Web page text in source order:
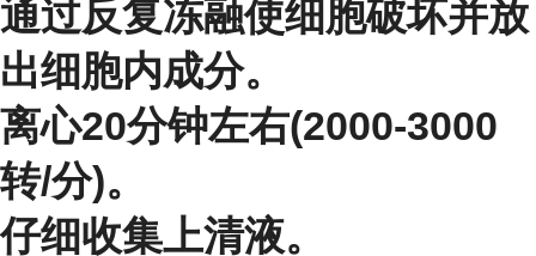
通过反复冻融使细胞破坏并放
出细胞内成分。
离心20分钟左右(2000-3000
转/分)。
仔细收集上清液。